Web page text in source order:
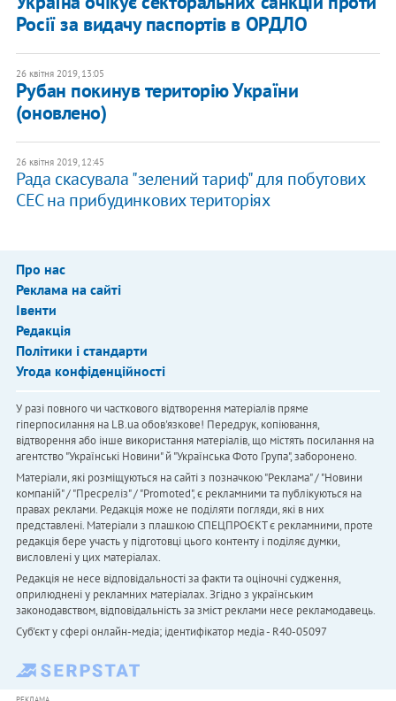
Росії за видачу паспортів в ОРДЛО
26 квітня 2019, 13:05
Рубан покинув територію України
(оновлено)
26 квітня 2019, 12:45
Рада скасувала "зелений тариф" для побутових
СЕС на прибудинкових територіях
Про нас
Реклама на сайті
Івенти
Редакція
Політики і стандарти
Угода конфіденційності
У разі повного чи часткового відтворення матеріалів пряме
гіперпосилання на LB.ua обов'язкове! Передрук, копіювання,
відтворення або інше використання матеріалів, що містять посилання на
агентство "Українськi Новини" й "Українська Фото Група", заборонено.
Матеріали, які розміщуються на сайті з позначкою "Реклама" / "Новини
компаній" / "Пресреліз" / "Promoted", є рекламними та публікуються на
правах реклами. Редакція може не поділяти погляди, які в них
представлені. Матеріали з плашкою СПЕЦПРОЄКТ є рекламними, проте
редакція бере участь у підготовці цього контенту і поділяє думки,
висловлені у цих матеріалах.
Редакція не несе відповідальності за факти та оціночні судження,
оприлюднені у рекламних матеріалах. Згідно з українським
законодавством, відповідальність за зміст реклами несе рекламодавець.
Cуб'єкт у сфері онлайн-медіа; ідентифікатор медіа - R40-05097